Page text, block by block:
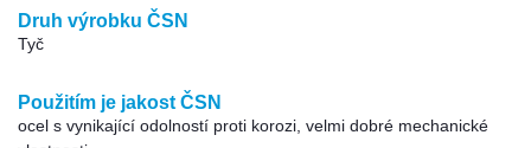
Druh výrobku ČSN
Tyč
Použitím je jakost ČSN
ocel s vynikající odolností proti korozi, velmi dobré mechanické